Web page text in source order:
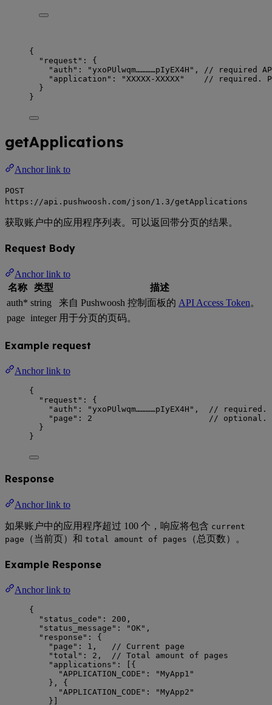
{
"request": {
"auth": "yxoPUlwqm…………pIyEX4H", // required
"application": "XXXXX-XXXXX"    // required.
}
}
getApplications
Anchor link to
POST
https://api.pushwoosh.com/json/1.3/getApplications
获取账户中的应用程序列表。可以返回带分页的结果。
Request Body
Anchor link to
名称
类型
描述
auth* string 来自 Pushwoosh 控制面板的 API Access Token。
page integer 用于分页的页码。
Example request
Anchor link to
{
"request": {
"auth": "yxoPUlwqm…………pIyEX4H",  // required.
"page": 2                        // optional. The
}
}
Response
Anchor link to
如果账户中的应用程序超过 100 个，响应将包含 current
page
（当前页）和 total amount of pages （总页数）。
Example Response
Anchor link to
{
"status_code": 200,
"status_message": "OK",
"response": {
"page": 1,   // Current page
"total": 2,  // Total amount of pages
"applications": [{
"APPLICATION_CODE": "MyApp1"
}, {
"APPLICATION_CODE": "MyApp2"
}]